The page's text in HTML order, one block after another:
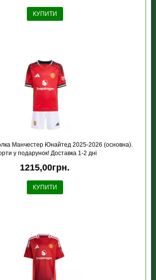
КУПИТИ
Манчестер Юнайтед 2025-2026 (основна).
у подарунок! Доставка 1-2 дні
1215,00грн.
КУПИТИ